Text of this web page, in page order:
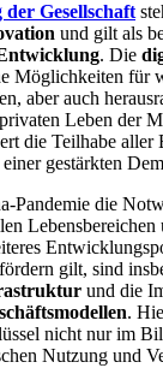
Gesellschaft
und gilt als
. Die
Möglichkeiten für
aber auch
Leben der
die Teilhabe aller
gestärkten
Pandemie die
Lebensbereichen
gilt, sind
und die
.
nicht nur im
Nutzung und